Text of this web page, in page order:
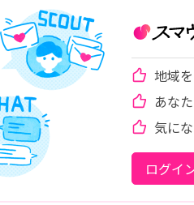
地域を
あな
気に
ログイ